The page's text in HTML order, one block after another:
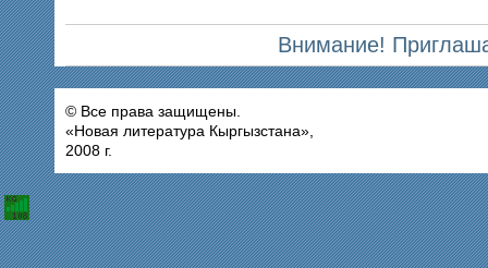
Внимание!
© Все права защищены.
«Новая литература Кыргызстана»,
2008 г.